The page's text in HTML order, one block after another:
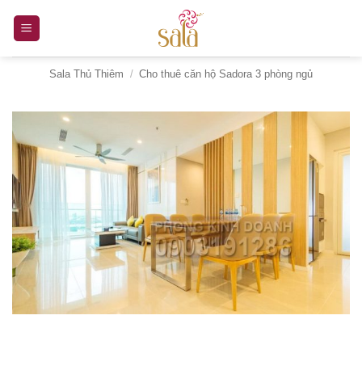
nội
Sala Thủ Thiêm / Cho thuê căn hộ Sadora 3 phòng ngủ